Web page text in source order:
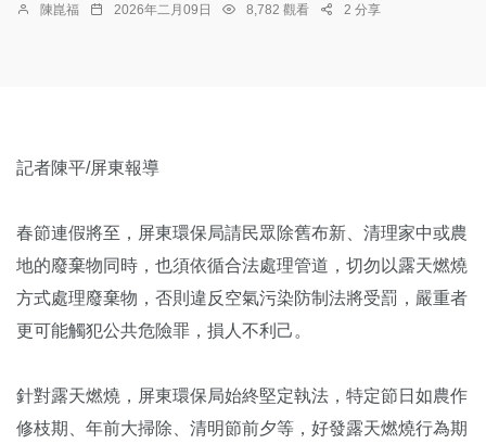
陳崑福 2026年二月09日 8,782 觀看 2 分享
記者陳平/屏東報導
春節連假將至，屏東環保局請民眾除舊布新、清理家中或農
地的廢棄物同時，也須依循合法處理管道，切勿以露天燃燒
方式處理廢棄物，否則違反空氣污染防制法將受罰，嚴重者
更可能觸犯公共危險罪，損人不利己。
針對露天燃燒，屏東環保局始終堅定執法，特定節日如農作
修枝期、年前大掃除、清明節前夕等，好發露天燃燒行為期